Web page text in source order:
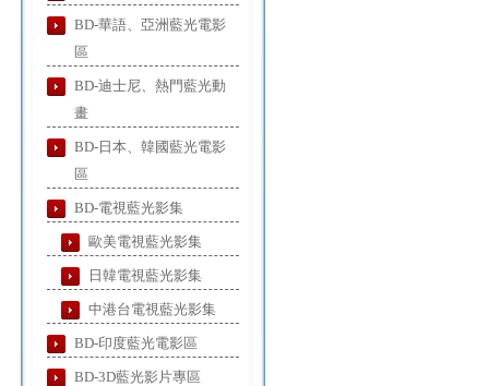
BD-華語、亞洲藍光電影
區
BD-迪士尼、熱門藍光動
畫
BD-日本、韓國藍光電影
區
BD-電視藍光影集
歐美電視藍光影集
日韓電視藍光影集
中港台電視藍光影集
BD-印度藍光電影區
BD-3D藍光影片專區